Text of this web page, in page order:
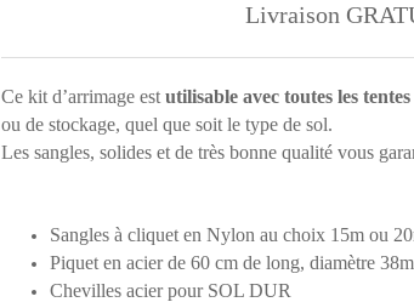
Livraison
Ce kit d’arrimage est utilisable avec toutes les
ou de stockage, quel que soit le type de sol.
Les sangles, solides et de très bonne qualité vous
Sangles à cliquet en Nylon au choix 15m ou
Piquet en acier de 60 cm de long, diamètre
Chevilles acier pour SOL DUR